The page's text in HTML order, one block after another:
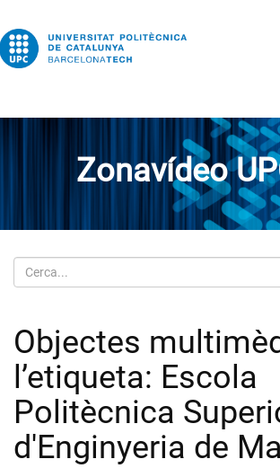
Zonavídeo
Cerca
Objectes
l’etiqueta: Escola
Politècnica
d'Enginyeria de